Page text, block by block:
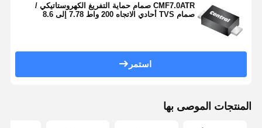
CMF7.0ATR صمام حماية التفريغ الكهروستاتيكي /
صمام TVS أحادي الاتجاه 200 واط 7.78 إلى 8.6
استمر
المنتجات الموصى بها